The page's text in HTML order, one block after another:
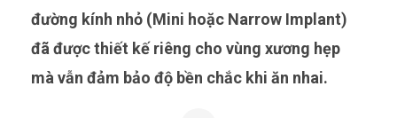
đường kính nhỏ (Mini hoặc Narrow Implant)
đã được thiết kế riêng cho vùng xương hẹp
mà vẫn đảm bảo độ bền chắc khi ăn nhai.